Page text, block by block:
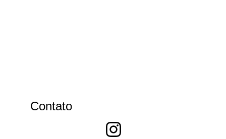
Contato